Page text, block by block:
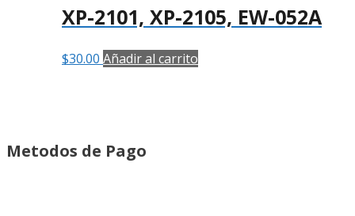
XP-2101, XP-2105, EW-052A
$30.00 Añadir al carrito
Metodos de Pago